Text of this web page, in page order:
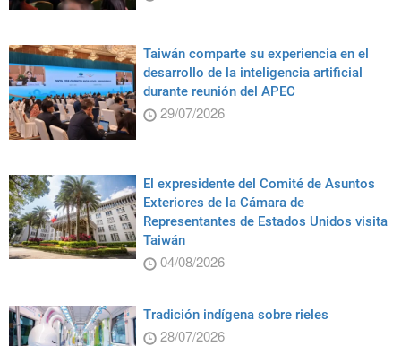
Taiwán comparte su experiencia en el
desarrollo de la inteligencia artificial
durante reunión del APEC
29/07/2026
El expresidente del Comité de Asuntos
Exteriores de la Cámara de
Representantes de Estados Unidos visita
Taiwán
04/08/2026
Tradición indígena sobre rieles
28/07/2026